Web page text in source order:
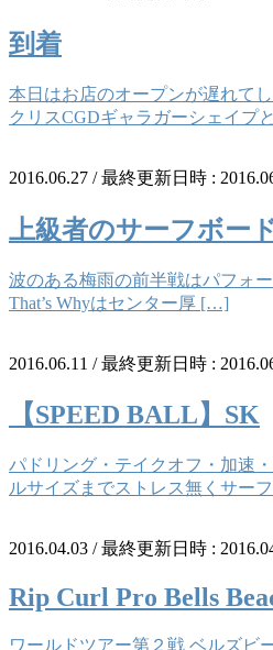
到着
本日はお店のオープンが遅れて
クリスCGDギャラガーシェイプ
2016.06.27 / 最終更新日時 :
上級者のサーフボー
波のある梅雨の前半戦はパフォ
That’s Whyはセンター厚 […]
2016.06.11 / 最終更新日時 :
【SPEED BALL】SK
パドリング・テイクオフ・加速
ルサイズまでストレス無くサー
2016.04.03 / 最終更新日時 :
Rip Curl Pro Bells
ワールドツアー第２戦 ベルズビ